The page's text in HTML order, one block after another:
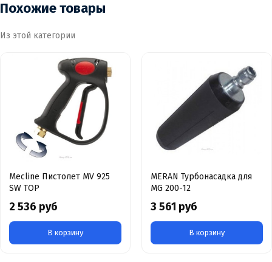
Похожие товары
Из этой категории
Mecline Пистолет MV 925
SW TOP
2 536 руб
В корзину
MERAN Турбонасадка для
MG 200-12
3 561 руб
В корзину